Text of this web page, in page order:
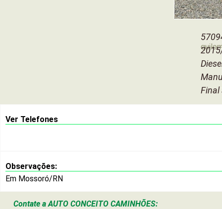
Final
Ver Telefones
Observações:
Em Mossoró/RN
Contate aAUTO CONCEITO CAMINHÕES: